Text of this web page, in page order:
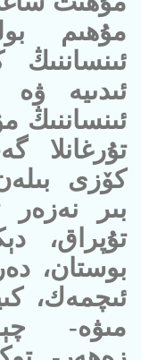
مۇھىم
ئىدىيە ۋە
ئىنساننىڭ
تۇرغانلا
كۆزى
بىر
تۇپراق،
بوستان،
ئىچمەك،
مىۋە-